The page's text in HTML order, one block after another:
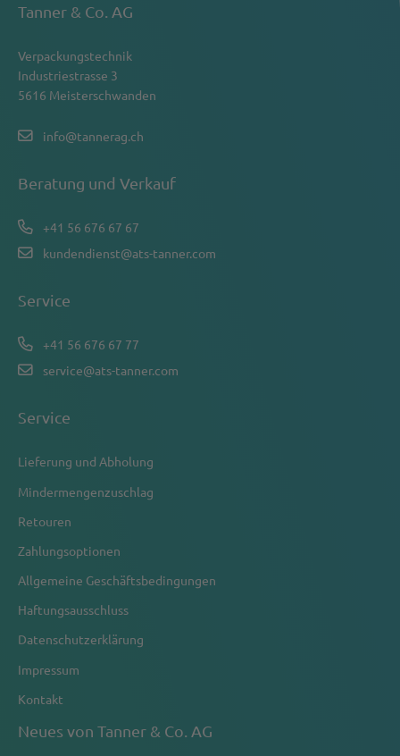
Tanner & Co. AG
Verpackungstechnik
Industriestrasse 3
5616 Meisterschwanden
info@tannerag.ch
Beratung und Verkauf
+41 56 676 67 67
kundendienst@ats-tanner.com
Service
+41 56 676 67 77
service@ats-tanner.com
Service
Lieferung und Abholung
Mindermengenzuschlag
Retouren
Zahlungsoptionen
Allgemeine Geschäftsbedingungen
Haftungsausschluss
Datenschutzerklärung
Impressum
Kontakt
Neues von Tanner & Co. AG